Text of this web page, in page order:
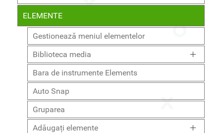
ELEMENTE
Gestionează meniul elementelor
Biblioteca media
Bara de instrumente Elements
Auto Snap
Gruparea
Adăugați elemente